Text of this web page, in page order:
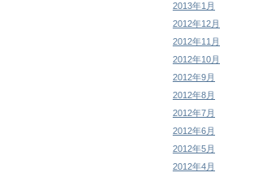
2013年1月
2012年12月
2012年11月
2012年10月
2012年9月
2012年8月
2012年7月
2012年6月
2012年5月
2012年4月